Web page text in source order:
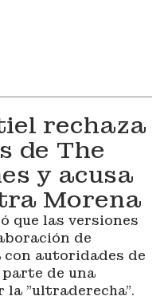
rechaza
de The
y acusa
Morena
que las versiones
de
autoridades de
de una
la "ultraderecha".